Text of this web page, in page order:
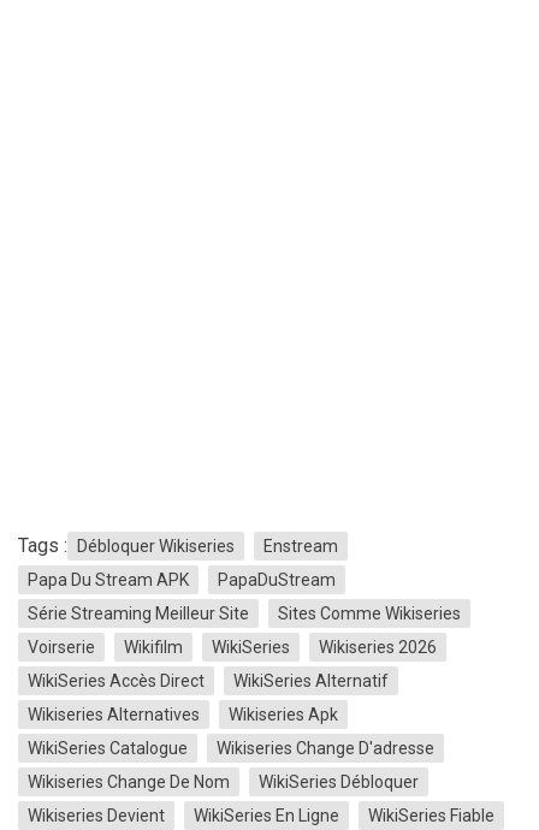
Tags : Débloquer Wikiseries
Enstream
Papa Du Stream APK
PapaDuStream
Série Streaming Meilleur Site
Sites Comme Wikiseries
Voirserie
Wikifilm WikiSeries
Wikiseries 2026
WikiSeries Accès Direct
WikiSeries Alternatif
Wikiseries Alternatives
Wikiseries Apk
WikiSeries Catalogue
Wikiseries Change D'adresse
Wikiseries Change De Nom
WikiSeries Débloquer
Wikiseries Devient
WikiSeries En Ligne WikiSeries Fiable